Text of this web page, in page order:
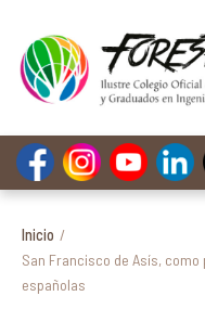
Inicio /
San Francisco de Asís,
españolas